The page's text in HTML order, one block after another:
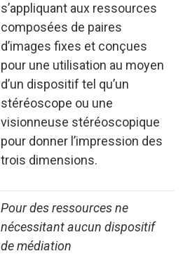
s’appliquant aux ressources
composées de paires
d’images fixes et conçues
pour une utilisation au moyen
d’un dispositif tel qu’un
stéréoscope ou une
visionneuse stéréoscopique
pour donner l’impression des
trois dimensions.
Pour des ressources ne
nécessitant aucun dispositif
de médiation